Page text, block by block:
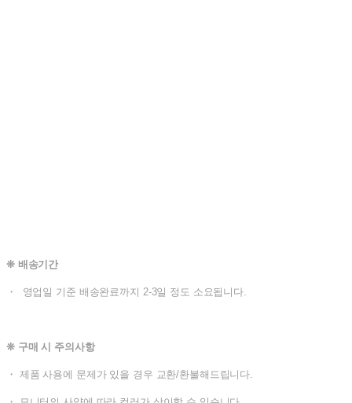
❊ 배송기간
・ 영업일 기준 배송완료까지 2-3일 정도 소요됩니다.
❊ 구매 시 주의사항
・ 제품 사용에 문제가 있을 경우 교환/환불해드립니다.